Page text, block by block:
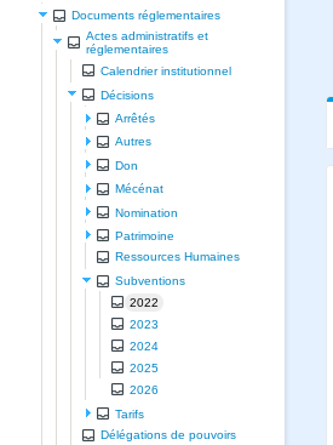
Documents réglementaires
Actes administratifs et
réglementaires
Calendrier institutionnel
Décisions
Arrêtés
Autres
Don
Mécénat
Nomination
Patrimoine
Ressources Humaines
Subventions
2022
2023
2024
2025
2026
Tarifs
Délégations de pouvoirs